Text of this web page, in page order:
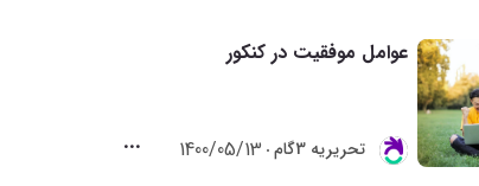
عوامل موفقیت در کنکور
تحريريه 3گام 1400/05/13